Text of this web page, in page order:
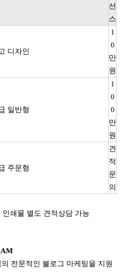
선
스
디자인
1
0
만
원
일반형
1
0
0
만
원
주문형
견
적
문
의
쇄물 별도 견적상담 가능
전문적인 블로그 마케팅을 지원